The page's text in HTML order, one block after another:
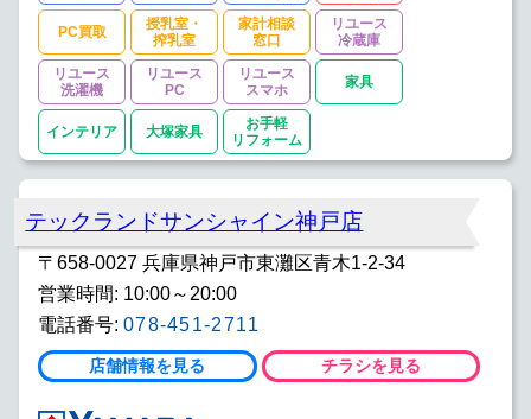
PC買取
授乳室・
搾乳室
家計相談
窓口
リユース
冷蔵庫
リユース
洗濯機
リユース
PC
リユース
スマホ
家具
インテリア 大塚家具
お手軽
リフォーム
テックランドサンシャイン神戸店
〒658-0027 兵庫県神戸市東灘区青木1-2-34
営業時間: 10:00～20:00
電話番号: 078-451-2711
店舗情報を見る チラシを見る